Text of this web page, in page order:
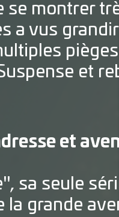
se montrer
a vus
et
et
sa seule
la grande